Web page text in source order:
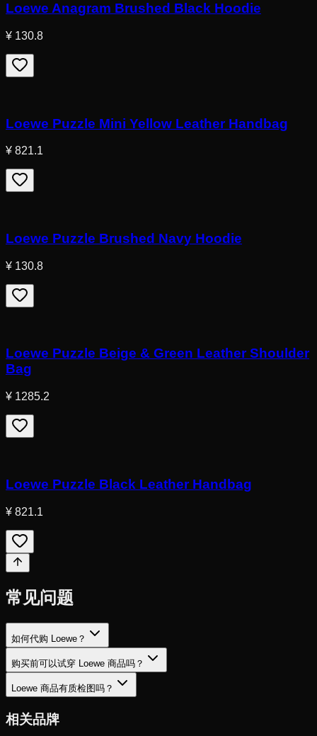
Loewe Anagram Brushed Black Hoodie
¥ 130.8
Loewe Puzzle Mini Yellow Leather Handbag
¥ 821.1
Loewe Puzzle Brushed Navy Hoodie
¥ 130.8
Loewe Puzzle Beige & Green Leather Shoulder
Bag
¥ 1285.2
Loewe Puzzle Black Leather Handbag
¥ 821.1
常见问题
如何代购 Loewe？
购买前可以试穿 Loewe 商品吗？
Loewe 商品有质检图吗？
相关品牌